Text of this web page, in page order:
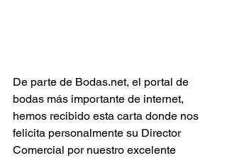
De parte de Bodas.net, el portal de
bodas más importante de internet,
hemos recibido esta carta donde nos
felicita personalmente su Director
Comercial por nuestro excelente